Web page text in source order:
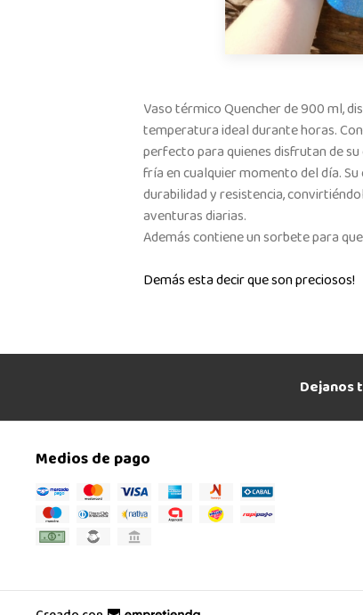
Vaso térmico Quencher de 900 ml,
temperatura ideal durante horas.
perfecto para quienes disfrutan de
fría en cualquier momento del día.
durabilidad y resistencia,
aventuras diarias.
Además contiene un sorbete para
Demás esta decir que son preciosos!
Dejanos
Medios de pago